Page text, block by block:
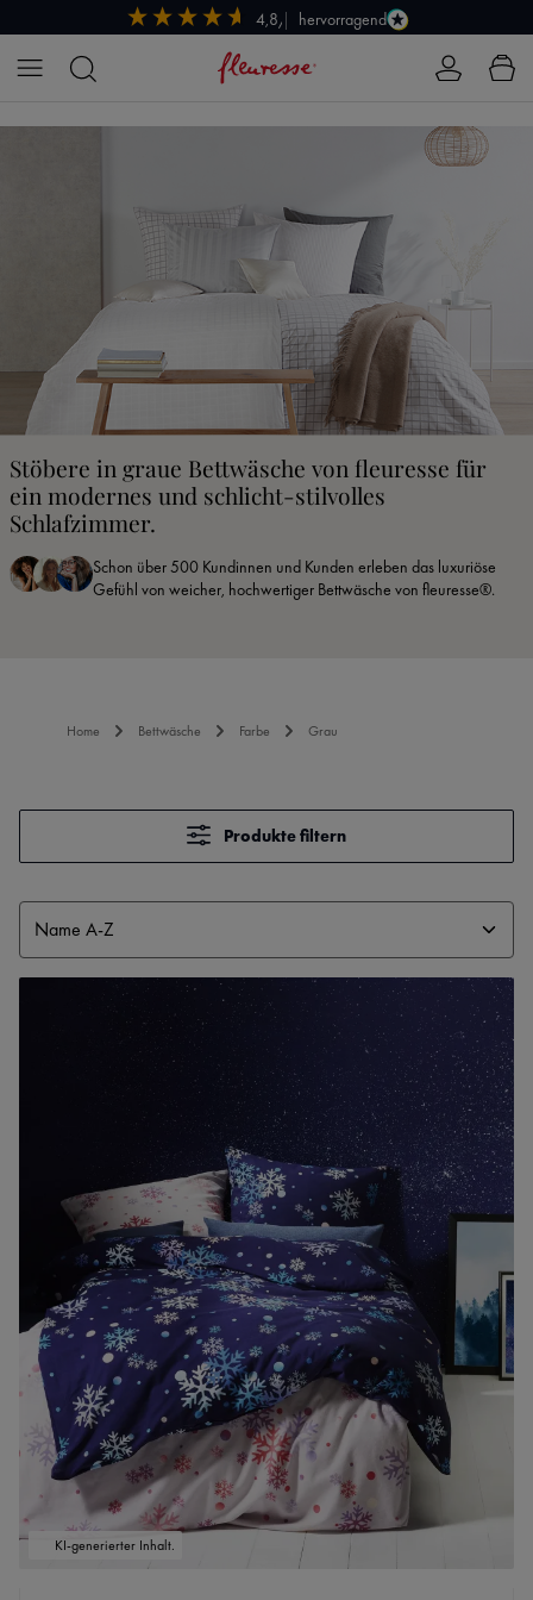
Zum Hauptinhalt springen hervorragend
4,8/5
Stöbere in graue Bettwäsche von fleuresse für
ein modernes und schlicht-stilvolles
Schlafzimmer.
Schon über 500 Kundinnen und Kunden erleben das luxuriöse
Gefühl von weicher, hochwertiger Bettwäsche von fleuresse®.
Home Bettwäsche Farbe Grau
Produkte filtern
KI-generierter Inhalt.